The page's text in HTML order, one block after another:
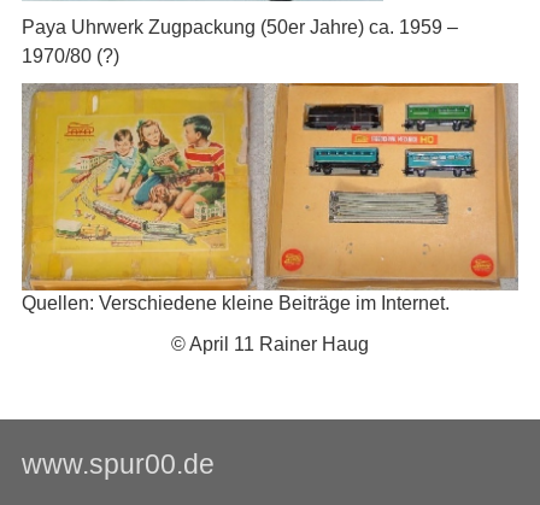
Paya Uhrwerk Zugpackung (50er Jahre) ca. 1959 –
1970/80 (?)
Quellen: Verschiedene kleine Beiträge im Internet.
© April 11 Rainer Haug
www.spur00.de